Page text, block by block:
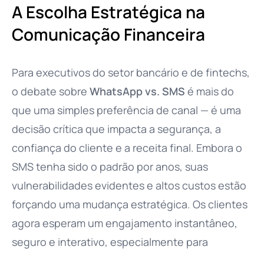
A Escolha Estratégica na
Comunicação Financeira
Para executivos do setor bancário e de fintechs,
o debate sobre WhatsApp vs. SMS é mais do
que uma simples preferência de canal — é uma
decisão crítica que impacta a segurança, a
confiança do cliente e a receita final. Embora o
SMS tenha sido o padrão por anos, suas
vulnerabilidades evidentes e altos custos estão
forçando uma mudança estratégica. Os clientes
agora esperam um engajamento instantâneo,
seguro e interativo, especialmente para